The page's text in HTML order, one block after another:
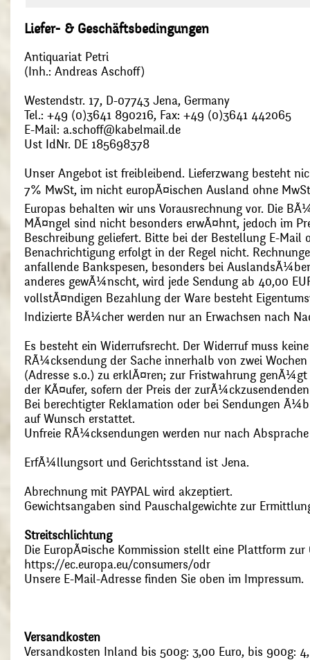
Liefer- & Geschäftsbedingungen
Antiquariat Petri
(Inh.: Andreas Aschoff)
Westendstr. 17, D-07743 Jena, Germany
Tel.: +49 (0)3641 890216, Fax: +49 (0)3641 442065
E-Mail: a.schoff@kabelmail.de
Ust IdNr. DE 185698378
Unser Angebot ist freibleibend. Lieferzwang besteht
7% MwSt, im nicht europÃ¤ischen Ausland ohne
Europas behalten wir uns Vorausrechnung vor. Die
MÃ¤ngel sind nicht besonders erwÃ¤hnt, jedoch im
Beschreibung geliefert. Bitte bei der Bestellung E-Mail
Benachrichtigung erfolgt in der Regel nicht.
anfallende Bankspesen, besonders bei
anderes gewÃ¼nscht, wird jede Sendung ab 40,00
vollstÃ¤ndigen Bezahlung der Ware besteht
Indizierte BÃ¼cher werden nur an Erwachsen nach
Es besteht ein Widerrufsrecht. Der Widerruf muss
RÃ¼cksendung der Sache innerhalb von zwei
(Adresse s.o.) zu erklÃ¤ren; zur Fristwahrung
der KÃ¤ufer, sofern der Preis der
Bei berechtigter Reklamation oder bei Sendungen
auf Wunsch erstattet.
Unfreie RÃ¼cksendungen werden nur nach
ErfÃ¼llungsort und Gerichtsstand ist Jena.
Abrechnung mit PAYPAL wird akzeptiert.
Gewichtsangaben sind Pauschalgewichte zur
Streitschlichtung
Die EuropÃ¤ische Kommission stellt eine Plattform
https://ec.europa.eu/consumers/odr
Unsere E-Mail-Adresse finden Sie oben im Impressum.
Versandkosten
Versandkosten Inland bis 500g: 3,00 Euro, bis 900g: